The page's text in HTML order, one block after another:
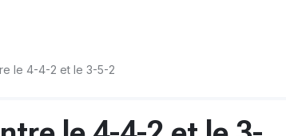
le 4-4-2 et le 3-5-2